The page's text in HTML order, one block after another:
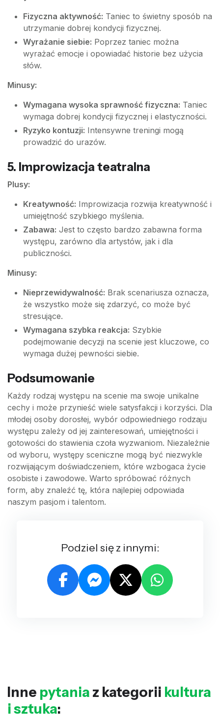
Fizyczna aktywność: Taniec to świetny sposób na
utrzymanie dobrej kondycji fizycznej.
Wyrażanie siebie: Poprzez taniec można
wyrażać emocje i opowiadać historie bez użycia
słów.
Minusy:
Wymagana wysoka sprawność fizyczna: Taniec
wymaga dobrej kondycji fizycznej i elastyczności.
Ryzyko kontuzji: Intensywne treningi mogą
prowadzić do urazów.
5. Improwizacja teatralna
Plusy:
Kreatywność: Improwizacja rozwija kreatywność i
umiejętność szybkiego myślenia.
Zabawa: Jest to często bardzo zabawna forma
występu, zarówno dla artystów, jak i dla
publiczności.
Minusy:
Nieprzewidywalność: Brak scenariusza oznacza,
że wszystko może się zdarzyć, co może być
stresujące.
Wymagana szybka reakcja: Szybkie
podejmowanie decyzji na scenie jest kluczowe, co
wymaga dużej pewności siebie.
Podsumowanie
Każdy rodzaj występu na scenie ma swoje unikalne
cechy i może przynieść wiele satysfakcji i korzyści. Dla
młodej osoby dorosłej, wybór odpowiedniego rodzaju
występu zależy od jej zainteresowań, umiejętności i
gotowości do stawienia czoła wyzwaniom. Niezależnie
od wyboru, występy sceniczne mogą być niezwykle
rozwijającym doświadczeniem, które wzbogaca życie
osobiste i zawodowe. Warto spróbować różnych
form, aby znaleźć tę, która najlepiej odpowiada
naszym pasjom i talentom.
Podziel się z innymi:
Inne pytania z kategorii kultura
i sztuka: